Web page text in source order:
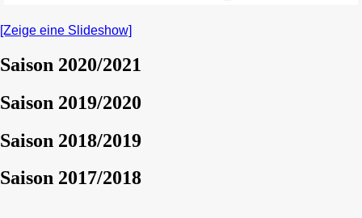
[Zeige eine Slideshow]
Saison 2020/2021
Saison 2019/2020
Saison 2018/2019
Saison 2017/2018